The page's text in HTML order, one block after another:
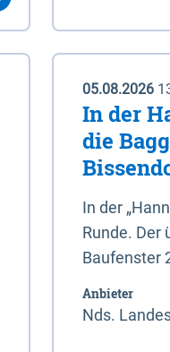
05.08.2026
In der
die
In der
Runde. Der
Baufenster
Anbieter
Nds.